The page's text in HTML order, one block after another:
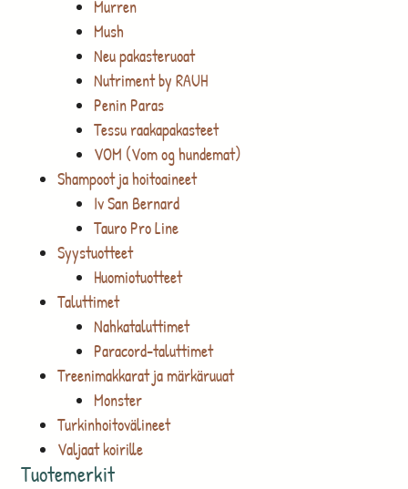
Murren
Mush
Neu pakasteruoat
Nutriment by RAUH
Penin Paras
Tessu raakapakasteet
VOM (Vom og hundemat)
Shampoot ja hoitoaineet
Iv San Bernard
Tauro Pro Line
Syystuotteet
Huomiotuotteet
Taluttimet
Nahkataluttimet
Paracord-taluttimet
Treenimakkarat ja märkäruuat
Monster
Turkinhoitovälineet
Valjaat koirille
Tuotemerkit